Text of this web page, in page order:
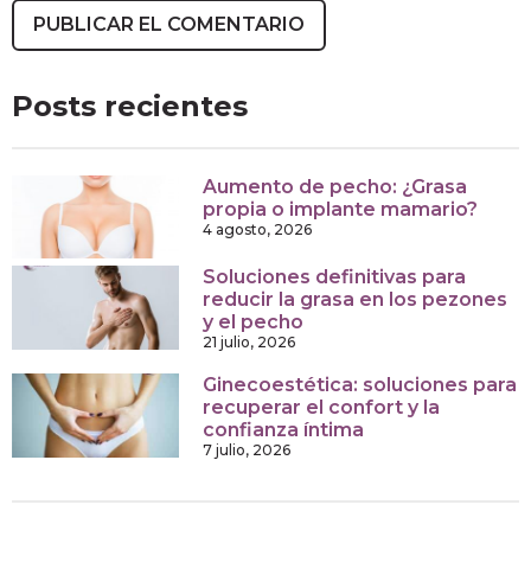
Posts recientes
Aumento de pecho: ¿Grasa
propia o implante mamario?
4 agosto, 2026
Soluciones definitivas para
reducir la grasa en los pezones
y el pecho
21 julio, 2026
Ginecoestética: soluciones para
recuperar el confort y la
confianza íntima
7 julio, 2026